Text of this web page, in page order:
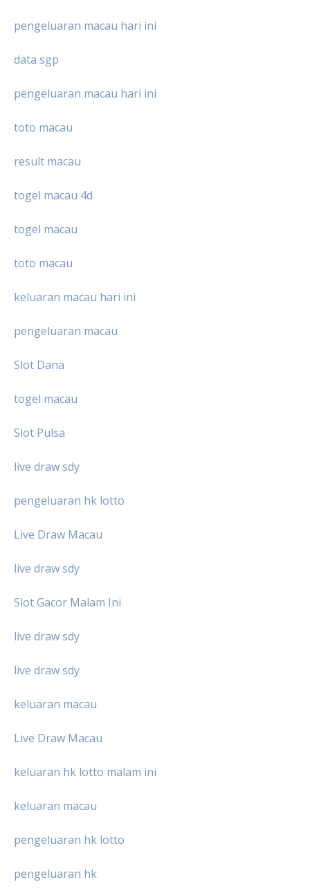
pengeluaran macau hari ini
data sgp
pengeluaran macau hari ini
toto macau
result macau
togel macau 4d
togel macau
toto macau
keluaran macau hari ini
pengeluaran macau
Slot Dana
togel macau
Slot Pulsa
live draw sdy
pengeluaran hk lotto
Live Draw Macau
live draw sdy
Slot Gacor Malam Ini
live draw sdy
live draw sdy
keluaran macau
Live Draw Macau
keluaran hk lotto malam ini
keluaran macau
pengeluaran hk lotto
pengeluaran hk